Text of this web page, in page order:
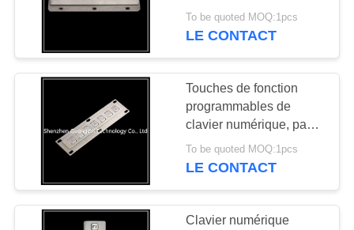
Clavier industriel
avec pavé tactile
20
lumineux de câble mené
d'acier inoxydable
To be quoted MOQ:1pcs
LE CONTACT
Touches de fonction
programmables de
clavier numérique, pavé
numérique en métal de
connexion d'Usb Ps2
To be quoted MOQ:1pcs
LE CONTACT
Clavier numérique